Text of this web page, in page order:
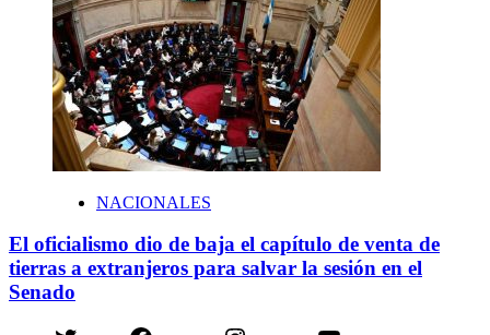
NACIONALES
El oficialismo dio de baja el capítulo de venta de
tierras a extranjeros para salvar la sesión en el
Senado